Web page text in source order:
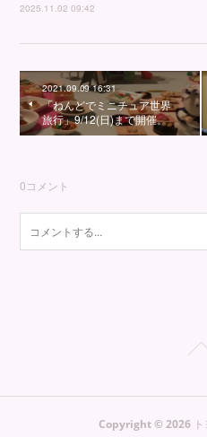
2025.11.02 09:42
2021.09.09 16:31
「ねんどでミニチュア世界
旅行」9/12(日)まで開催。
0コメント
Copyright ©2026